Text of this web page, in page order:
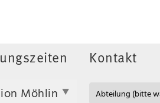
Möhlin
Kontakt